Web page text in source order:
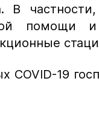
В
помощи
COVID-19